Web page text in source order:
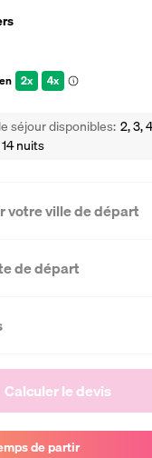
2x 4x
séjour disponibles 2, 3,
14 nuits
votre ville de départ
de départ
Calculer le devis
de partir